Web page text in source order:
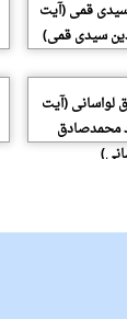
قمی (آیت
سیدی قمی)
(آیت
محمدصادق